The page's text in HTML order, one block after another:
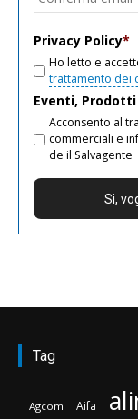
Privacy Policy*
Ho letto e
trattamento dei
Eventi,
Acconsento al
commerciali e
de il Salvagente
Tag
Agcom Aifa